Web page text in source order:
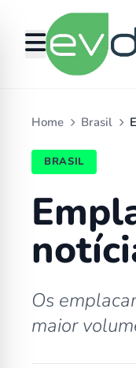
Home Brasil
BRASIL
Os
maior